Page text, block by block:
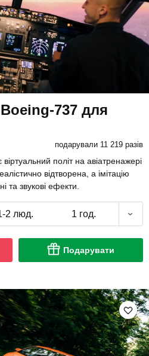
737 для
подарували 11 219 разів
політ на авіатренажері
відтворена, а імітацію
та звукові ефекти.
2 люд. 1 год.
Подарувати